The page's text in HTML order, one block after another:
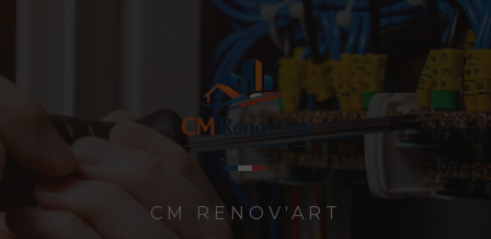
CM RENOV'ART